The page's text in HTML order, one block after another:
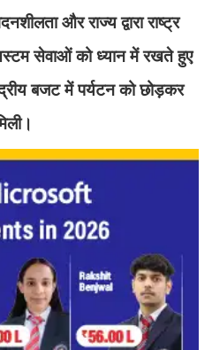
और राज्य द्वारा राष्ट्र
सेवाओं को ध्यान में रखते हुए
बजट में पर्यटन को छोड़कर